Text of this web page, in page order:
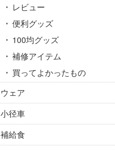
レビュー
便利グッズ
100均グッズ
補修アイテム
買ってよかったもの
ウェア
小径車
補給食